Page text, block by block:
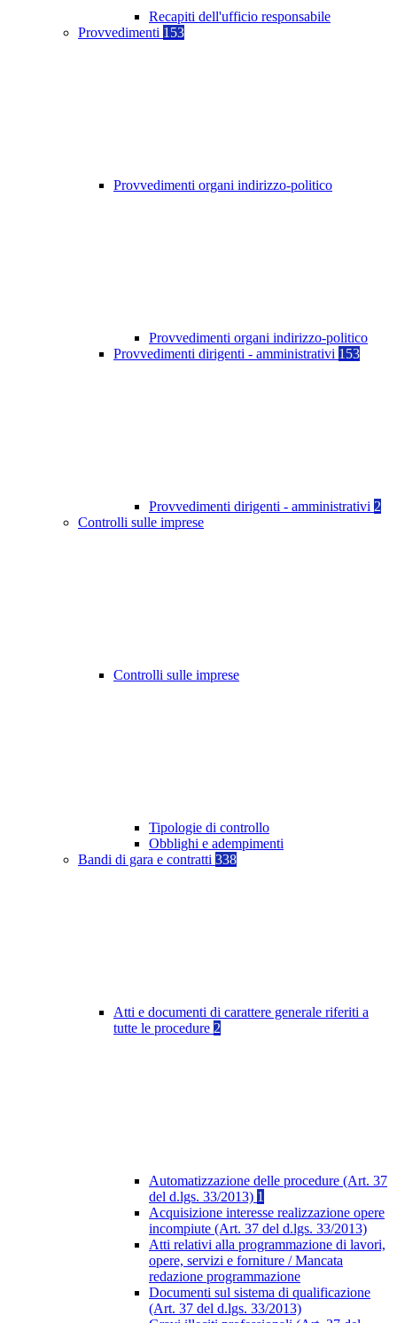
Recapiti dell'ufficio responsabile
Provvedimenti 153
Provvedimenti organi indirizzo-politico
Provvedimenti organi indirizzo-politico
Provvedimenti dirigenti - amministrativi 153
Provvedimenti dirigenti - amministrativi 2
Controlli sulle imprese
Controlli sulle imprese
Tipologie di controllo
Obblighi e adempimenti
Bandi di gara e contratti 338
Atti e documenti di carattere generale riferiti a
tutte le procedure 2
Automatizzazione delle procedure (Art. 37
del d.lgs. 33/2013) 1
Acquisizione interesse realizzazione opere
incompiute (Art. 37 del d.lgs. 33/2013)
Atti relativi alla programmazione di lavori,
opere, servizi e forniture / Mancata
redazione programmazione
Documenti sul sistema di qualificazione
(Art. 37 del d.lgs. 33/2013)